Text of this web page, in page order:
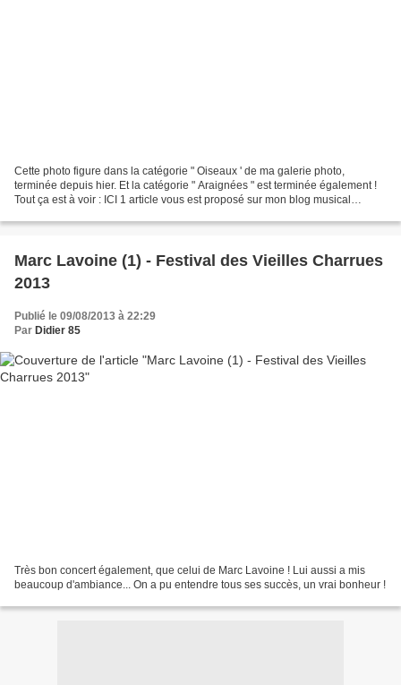
Cette photo figure dans la catégorie " Oiseaux ' de ma galerie photo,
terminée depuis hier. Et la catégorie " Araignées " est terminée également !
Tout ça est à voir : ICI 1 article vous est proposé sur mon blog musical
Marc Lavoine (1) - Festival des Vieilles Charrues
2013
Publié le 09/08/2013 à 22:29
Par Didier 85
Très bon concert également, que celui de Marc Lavoine ! Lui aussi a mis
beaucoup d'ambiance... On a pu entendre tous ses succès, un vrai bonheur !